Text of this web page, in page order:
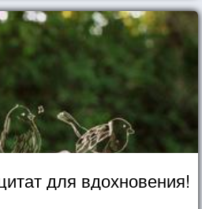
для вдохновения!